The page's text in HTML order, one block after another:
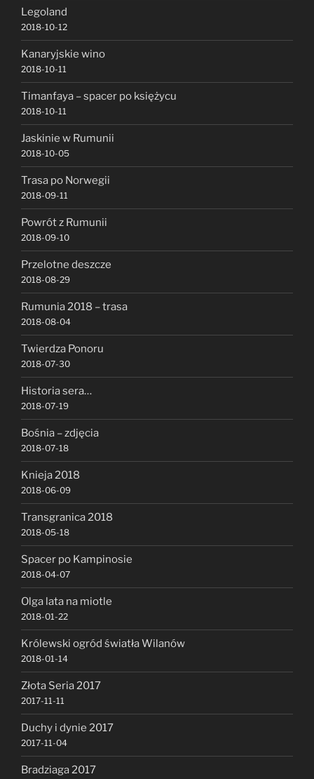
Legoland
2018-10-12
Kanaryjskie wino
2018-10-11
Timanfaya – spacer po księżycu
2018-10-11
Jaskinie w Rumunii
2018-10-05
Trasa po Norwegii
2018-09-11
Powrót z Rumunii
2018-09-10
Przelotne deszcze
2018-08-29
Rumunia 2018 – trasa
2018-08-04
Twierdza Ponoru
2018-07-30
Historia sera…
2018-07-19
Bośnia – zdjęcia
2018-07-18
Knieja 2018
2018-06-09
Transgranica 2018
2018-05-18
Spacer po Kampinosie
2018-04-07
Olga lata na miotle
2018-01-22
Królewski ogród światła Wilanów
2018-01-14
Złota Seria 2017
2017-11-11
Duchy i dynie 2017
2017-11-04
Bradziaga 2017